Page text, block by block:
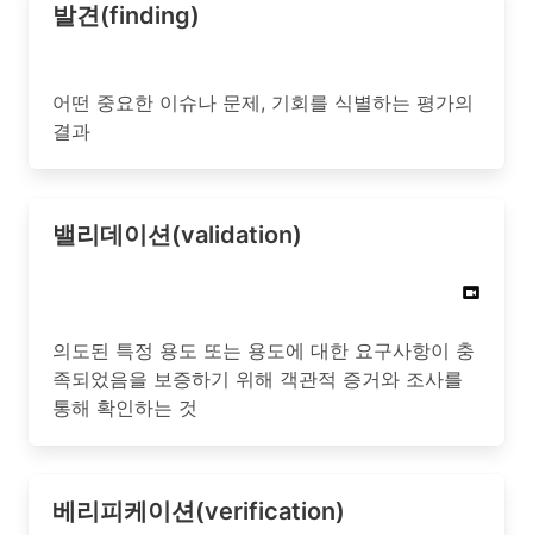
발견(finding)
어떤 중요한 이슈나 문제, 기회를 식별하는 평가의
결과
밸리데이션(validation)
의도된 특정 용도 또는 용도에 대한 요구사항이 충
족되었음을 보증하기 위해 객관적 증거와 조사를
통해 확인하는 것
베리피케이션(verification)